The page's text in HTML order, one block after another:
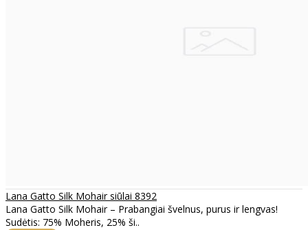
Lana Gatto Silk Mohair siūlai 8392
Lana Gatto Silk Mohair – Prabangiai švelnus, purus ir lengvas!
Sudėtis: 75% Moheris, 25% ši..